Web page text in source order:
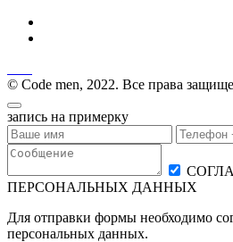
© Code men, 2022. Все права
запись на примерку
ПЕРСОНАЛЬНЫХ ДАННЫХ
Для отправки формы необходимо
персональных данных.